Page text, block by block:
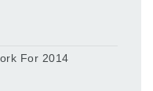
For 2014